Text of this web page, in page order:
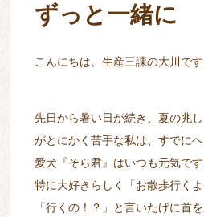
ずっと一緒に
こんにちは、生産三課の大川です
先日から暑い日が続き、夏の兆
がとにかく苦手な私は、すでに
愛犬『そら君』はいつも元気で
特に大好きらしく「お散歩行く
「行くの！？」と言いたげに首